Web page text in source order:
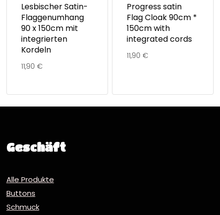
Lesbischer Satin-
Flaggenumhang
90 x 150cm mit
integrierten
Kordeln
11,90 €
Progress satin
Flag Cloak 90cm *
150cm with
integrated cords
11,90 €
Geschäft
Alle Produkte
Buttons
Schmuck